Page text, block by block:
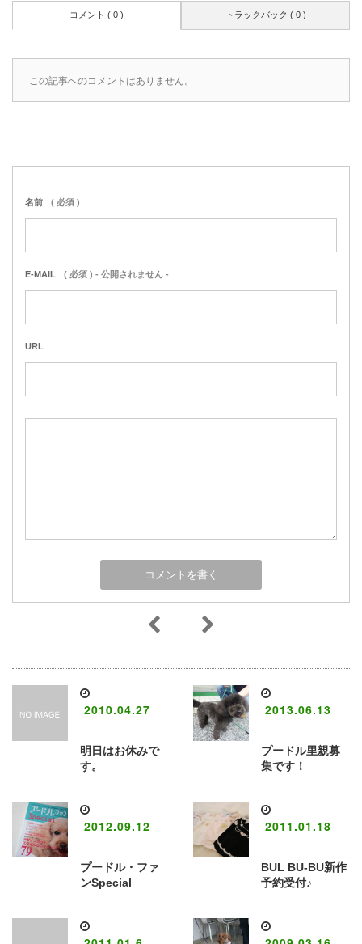
コメント ( 0 ) トラックバック ( 0 )
この記事へのコメントはありません。
名前 ( 必須 )
E-MAIL ( 必須 ) - 公開されません -
URL
2010.04.27
明日はお休みで
す。
2013.06.13
プードル里親募
集です！
2012.09.12
プードル・ファ
ンSpecial
2011.01.18
BUL BU-BU新作
予約受付♪